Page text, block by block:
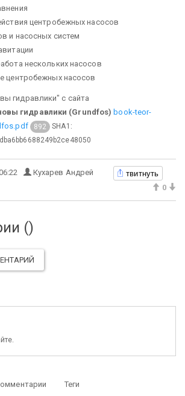
центробежных насосов
и насосных систем
нескольких насосов
центробежных насосов
гидравлики" с сайта
гидравлики (Grundfos) book-teor-
892
SHA1:
Кухарев Андрей твитнуть
0
()
Теги